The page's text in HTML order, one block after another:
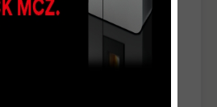
HAI BISOGNO *